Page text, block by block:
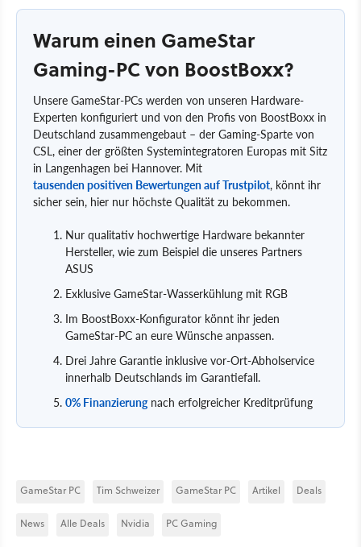
Warum einen GameStar
Gaming-PC von BoostBoxx?
Unsere GameStar-PCs werden von unseren Hardware-
Experten konfiguriert und von den Profis von BoostBoxx in
Deutschland zusammengebaut – der Gaming-Sparte von
CSL, einer der größten Systemintegratoren Europas mit Sitz
in Langenhagen bei Hannover. Mit
tausenden positiven Bewertungen auf Trustpilot, könnt ihr
sicher sein, hier nur höchste Qualität zu bekommen.
Nur qualitativ hochwertige Hardware bekannter
Hersteller, wie zum Beispiel die unseres Partners
ASUS
Exklusive GameStar-Wasserkühlung mit RGB
Im BoostBoxx-Konfigurator könnt ihr jeden
GameStar-PC an eure Wünsche anpassen.
Drei Jahre Garantie inklusive vor-Ort-Abholservice
innerhalb Deutschlands im Garantiefall.
0% Finanzierungnach erfolgreicher Kreditprüfung
GameStar PC Tim Schweizer GameStar PC Artikel Deals
News Alle Deals Nvidia PC Gaming